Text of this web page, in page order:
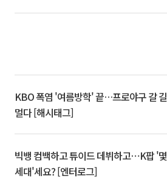
KBO 폭염 '여름방학' 끝…프로야구 갈 길
멀다 [해시태그]
빅뱅 컴백하고 튜이드 데뷔하고⋯K팝 '몇
세대'세요? [엔터로그]